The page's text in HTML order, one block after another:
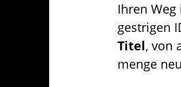
Ihren Weg
gestrigen
Titel, von
menge